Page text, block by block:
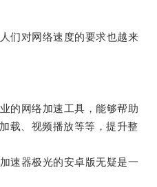
对网络速度的要求也越来
网络加速工具，能够帮助
载、视频播放等等，提升整
器极光的安卓版无疑是一